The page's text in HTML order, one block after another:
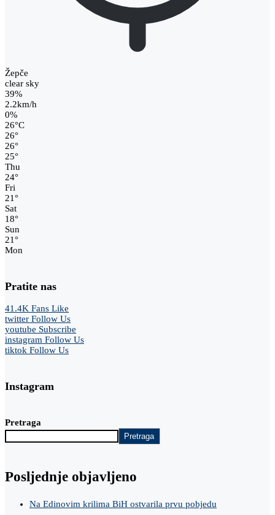
Žepče
clear sky
39%
2.2km/h
0%
26°C
26°
26°
25°
Thu
24°
Fri
21°
Sat
18°
Sun
21°
Mon
Pratite nas
41.4K Fans Like
twitter Follow Us
youtube Subscribe
instagram Follow Us
tiktok Follow Us
Instagram
Pretraga
Pretraga
Posljednje objavljeno
Na Edinovim krilima BiH ostvarila prvu pobjedu